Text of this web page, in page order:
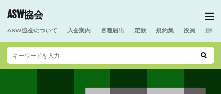
ASW協会
ASW協会について 入会案内 各種届出 定款 規約集 役員 援助